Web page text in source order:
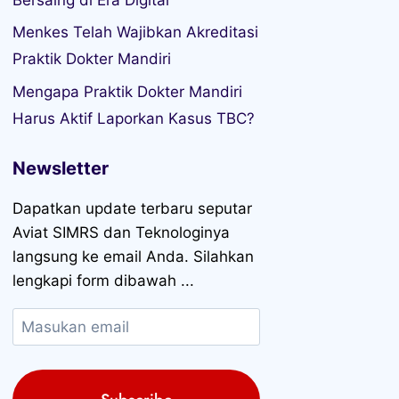
Menkes Telah Wajibkan Akreditasi
Praktik Dokter Mandiri
Mengapa Praktik Dokter Mandiri
Harus Aktif Laporkan Kasus TBC?
Newsletter
Dapatkan update terbaru seputar
Aviat SIMRS dan Teknologinya
langsung ke email Anda. Silahkan
lengkapi form dibawah ...